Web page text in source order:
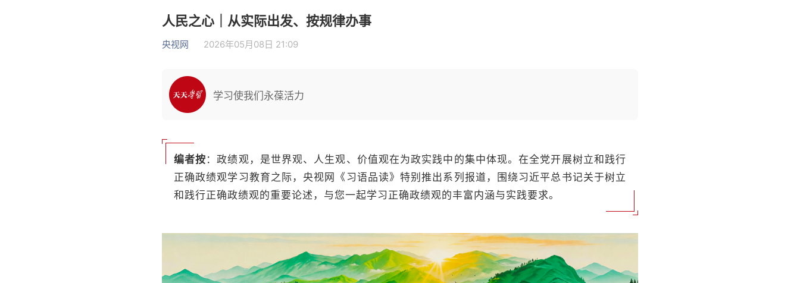
人民之心｜从实际出发、按规律办事
央视网 2026年05月08日 21:09
学习使我们永葆活力
编者按 ：政绩观，是世界观、人生观、价值观在为政实践中的集中体现。在全党开展树立和践行
正确政绩观学习教育之际，央视网《习语品读》特别推出系列报道，围绕习近平总书记关于树立
和践行正确政绩观的重要论述，与您一起学习正确政绩观的丰富内涵与实践要求。